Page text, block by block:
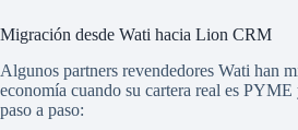
Migración desde Wati hacia Lion CRM
Algunos partners revendedores Wati han
economía cuando su cartera real es
paso a paso: